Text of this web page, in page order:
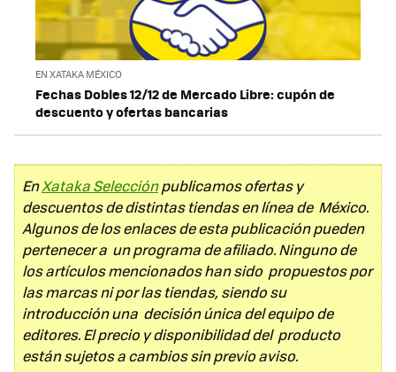
EN XATAKA MÉXICO
Fechas Dobles 12/12 de Mercado Libre: cupón de
descuento y ofertas bancarias
EnXataka Selecciónpublicamos ofertas y
descuentos de distintas tiendas en línea de México.
Algunos de los enlaces de esta publicación pueden
pertenecer a un programa de afiliado. Ninguno de
los artículos mencionados han sido propuestos por
las marcas ni por las tiendas, siendo su
introducción una decisión única del equipo de
editores. El precio y disponibilidad del producto
están sujetos a cambios sin previo aviso.